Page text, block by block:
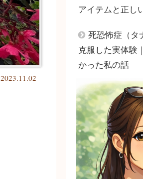
2023.11.02
アイテムと正し
死恐怖症（タ
克服した実体験
かった私の話